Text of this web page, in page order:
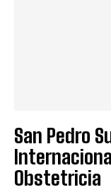
San Pedro
Obstetricia